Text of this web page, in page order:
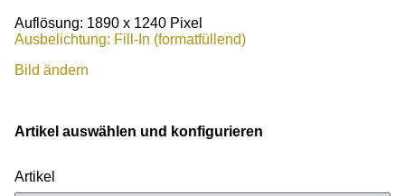
Auflösung: 1890 x 1240 Pixel
Ausbelichtung: Fill-In (formatfüllend)
Bild ändern
Artikel auswählen und konfigurieren
Artikel